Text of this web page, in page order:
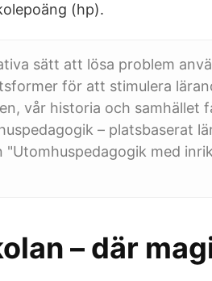
(hp).
sätt att lösa problem
för att stimulera
vår historia och samhället
– platsbaserat
"Utomhuspedagogik med
– där